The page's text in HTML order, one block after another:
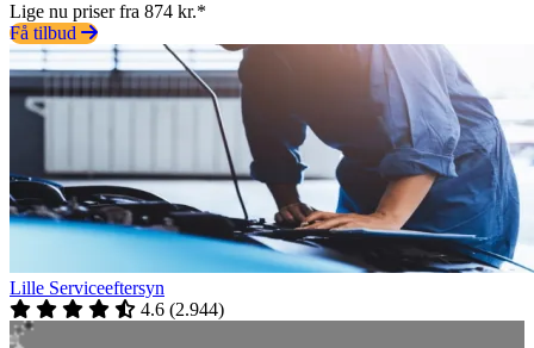
Lige nu priser fra 874 kr.*
Få tilbud
Lille Serviceeftersyn
4.6 (2.944)